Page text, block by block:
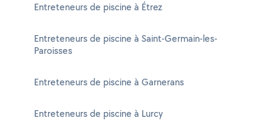
Entreteneurs de piscine à Étrez
Entreteneurs de piscine à Saint-Germain-les-
Paroisses
Entreteneurs de piscine à Garnerans
Entreteneurs de piscine à Lurcy